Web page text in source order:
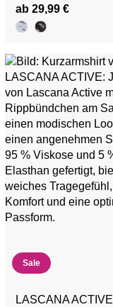
ab 29,99 €
Sale
LASCANA ACTIVE